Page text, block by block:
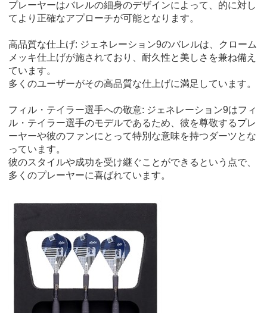
プレーヤーはバレルの細身のデザインによって、的に対し
てより正確なアプローチが可能となります。
高品質な仕上げ: ジェネレーション9のバレルは、クローム
メッキ仕上げが施されており、耐久性と美しさを兼ね備え
ています。
多くのユーザーがその高品質な仕上げに満足しています。
フィル・テイラー選手への敬意: ジェネレーション9はフィ
ル・テイラー選手のモデルであるため、彼を尊敬するプレ
ーヤーや彼のファンにとって特別な意味を持つダーツとな
っています。
彼のスタイルや成功を受け継ぐことができるという点で、
多くのプレーヤーに喜ばれています。